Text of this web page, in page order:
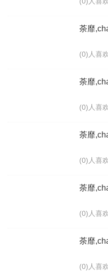
荼靡
(0)人喜
荼靡
(0)人喜
荼靡
(0)人喜
荼靡
(0)人喜
荼靡
(0)人喜